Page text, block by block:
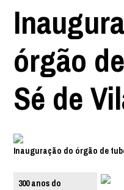
órgão
Sé de
Inauguração do órgão de
300 anos do